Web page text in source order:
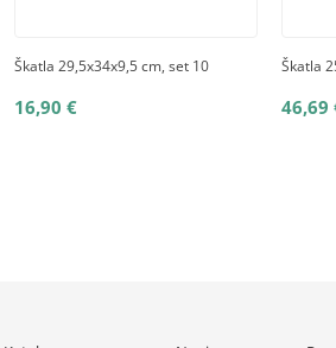
Škatla 29,5x34x9,5 cm, set 10
16,90 €
Škatla
46,69